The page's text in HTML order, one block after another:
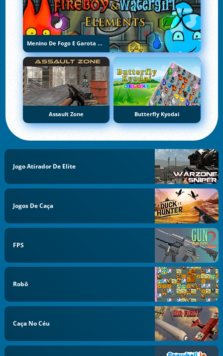
Menino De Fogo E Garota De Água 5: Elementos
Assault Zone Butterfly Kyodai
Jogo Atirador De Elite
Jogos De Caça
FPS
Robô
Caça No Céu